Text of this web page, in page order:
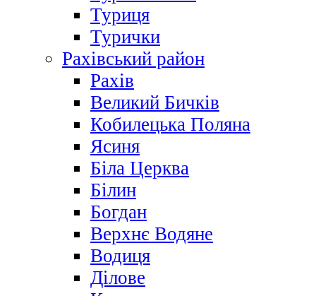
Туриця
Турички
Рахівський район
Рахів
Великий Бичків
Кобилецька Поляна
Ясиня
Біла Церква
Білин
Богдан
Верхнє Водяне
Водиця
Ділове